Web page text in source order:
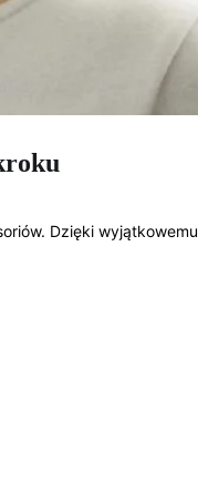
Dzięki wyjątkowemu